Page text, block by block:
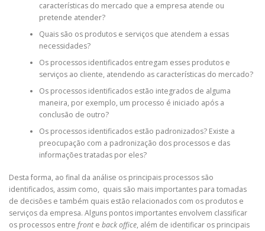
características do mercado que a empresa atende ou
pretende atender?
Quais são os produtos e serviços que atendem a essas
necessidades?
Os processos identificados entregam esses produtos e
serviços ao cliente, atendendo as características do mercado?
Os processos identificados estão integrados de alguma
maneira, por exemplo, um processo é iniciado após a
conclusão de outro?
Os processos identificados estão padronizados? Existe a
preocupação com a padronização dos processos e das
informações tratadas por eles?
Desta forma, ao final da análise os principais processos são
identificados, assim como, quais são mais importantes para tomadas
de decisões e também quais estão relacionados com os produtos e
serviços da empresa. Alguns pontos importantes envolvem classificar
os processos entre fronte back office, além de identificar os principais